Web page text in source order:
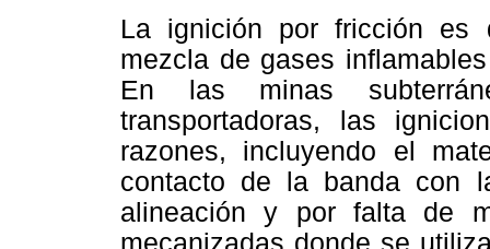
La ignición por fricción es
mezcla de gases
En las minas
transportadoras, las
razones, incluyendo el
contacto de la banda con
alineación y por falta de
mecanizadas donde se